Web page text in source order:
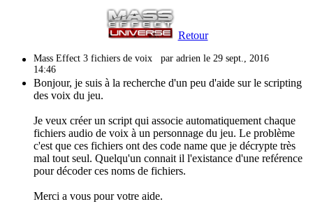
Retour
Mass Effect 3 fichiers de voix par adrien le 29 sept., 2016
14:46
Bonjour, je suis à la recherche d'un peu d'aide sur le scripting
des voix du jeu.
Je veux créer un script qui associe automatiquement chaque
fichiers audio de voix à un personnage du jeu. Le problème
c'est que ces fichiers ont des code name que je décrypte très
mal tout seul. Quelqu'un connait il l'existance d'une reférence
pour décoder ces noms de fichiers.
Merci a vous pour votre aide.